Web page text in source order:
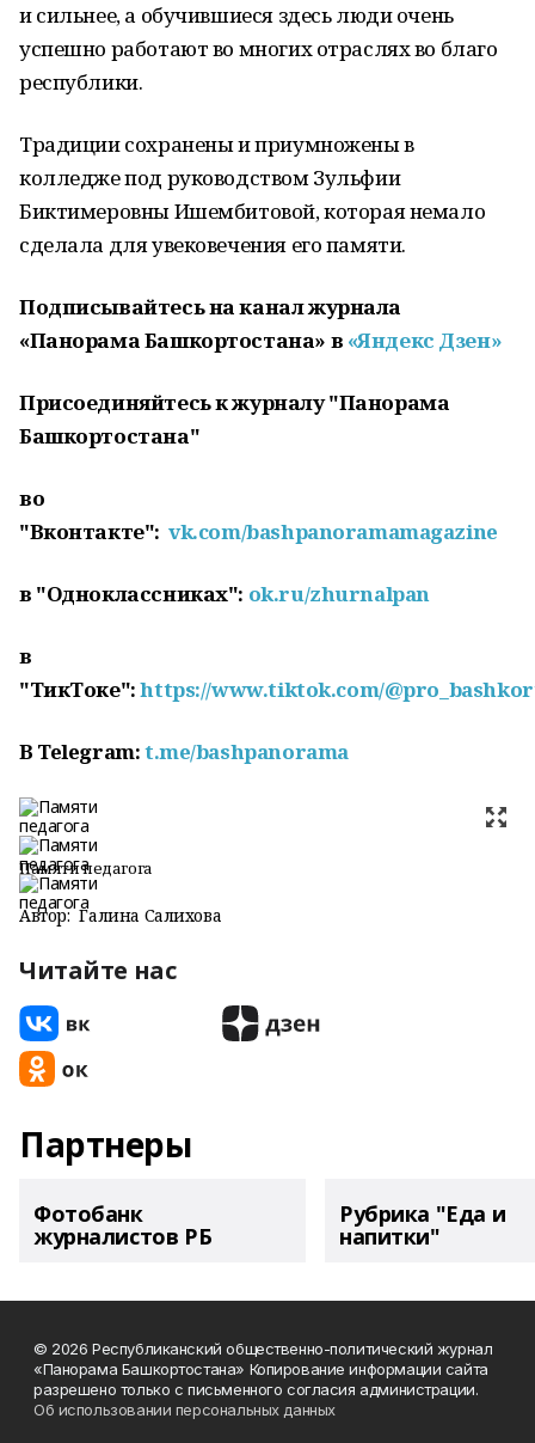
и сильнее, а обучившиеся здесь люди очень
успешно работают во многих отраслях во благо
республики.
Традиции сохранены и приумножены в
колледже под руководством Зульфии
Биктимеровны Ишембитовой, которая немало
сделала для увековечения его памяти.
Подписывайтесь на канал журнала
«Панорама Башкортостана» в «Яндекс Дзен»
Присоединяйтесь к журналу "Панорама
Башкортостана"
во
"Вконтакте":vk.com/bashpanoramamagazine
в "Одноклассниках": ok.ru/zhurnalpan
в
"ТикТоке":https://www.tiktok.com/
В Telegram:t.me/bashpanorama
Памяти педагога
Автор: Галина Салихова
Читайте нас
Партнеры
Фотобанк
журналистов РБ
Рубрика "Еда и
напитки"
© 2026 Республиканский общественно-политический журнал
«Панорама Башкортостана» Копирование информации сайта
разрешено только с письменного согласия администрации.
Об использовании персональных данных